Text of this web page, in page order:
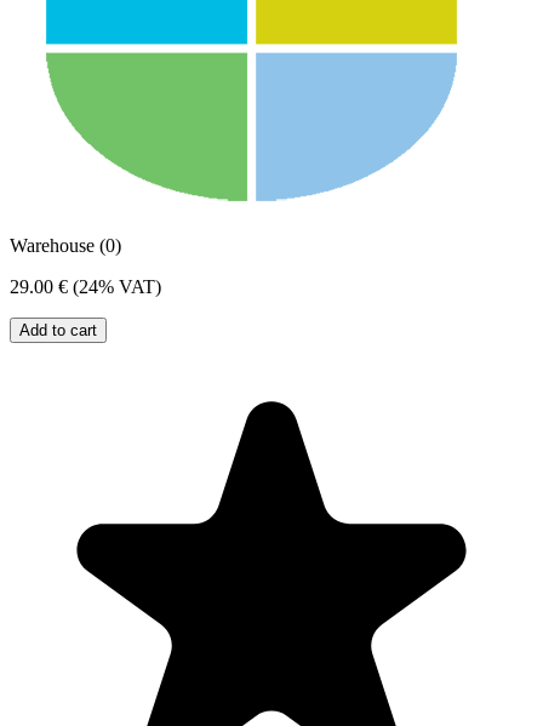
Warehouse (0)
29.00 € (24% VAT)
Add to cart